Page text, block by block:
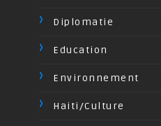
Diplomatie
Education
Environnement
Haiti/Culture